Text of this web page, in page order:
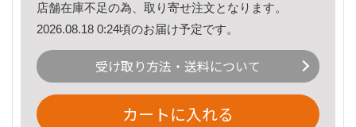
店舗在庫不足の為、取り寄せ注文となります。
2026.08.18 0:24頃のお届け予定です。
受け取り方法・送料について
カートに入れる